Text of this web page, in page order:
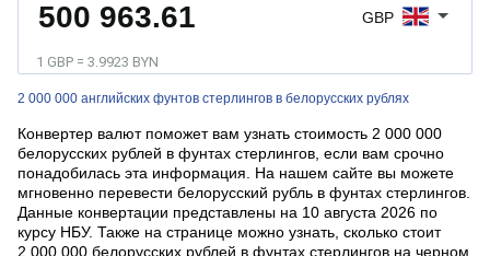
2 000 000 английских фунтов стерлингов в белорусских рублях
1 GBP = 3.9923 BYN
GBP
Конвертер валют поможет вам узнать стоимость 2 000 000
белорусских рублей в фунтах стерлингов, если вам срочно
понадобилась эта информация. На нашем сайте вы можете
мгновенно перевести белорусский рубль в фунтах стерлингов.
Данные конвертации представлены на 10 августа 2026 по
курсу НБУ. Также на странице можно узнать, сколько стоит
2 000 000 белорусских рублей в фунтах стерлингов на черном